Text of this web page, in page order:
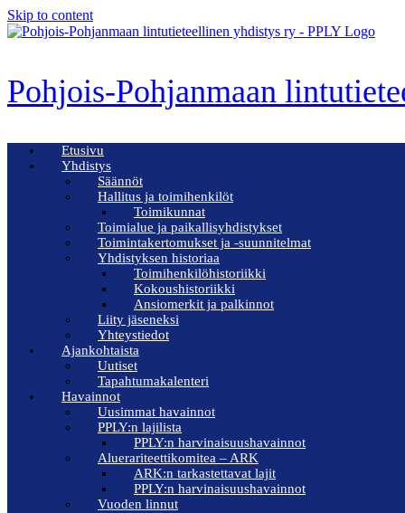
Skip to content
Pohjois-Pohjanmaan
Etusivu
Yhdistys
Säännöt
Hallitus ja toimihenkilöt
Toimikunnat
Toimialue ja paikallisyhdistykset
Toimintakertomukset ja -suunnitelmat
Yhdistyksen historiaa
Toimihenkilöhistoriikki
Kokoushistoriikki
Ansiomerkit ja palkinnot
Liity jäseneksi
Yhteystiedot
Ajankohtaista
Uutiset
Tapahtumakalenteri
Havainnot
Uusimmat havainnot
PPLY:n lajilista
PPLY:n harvinaisuushavainnot
Aluerariteettikomitea – ARK
ARK:n tarkastettavat lajit
PPLY:n harvinaisuushavainnot
Vuoden linnut